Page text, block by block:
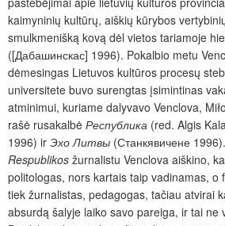
kaimyninių kultūrų, aiškių kūrybos
smulkmenišką kovą dėl vietos tariamoje
([Дабашинскас] 1996). Pokalbio metu
dėmesingas Lietuvos kultūros procesų
universitete buvo surengtas įsimintinas
atminimui, kuriame dalyvavo Venclova,
rašė rusakalbė Республика (red. Algis
1996) ir Эхо Литвы (Станкявичене
Respublikos žurnalistu Venclova aiškino,
politologas, nors kartais taip vadinamas, o
tiek žurnalistas, pedagogas, tačiau atvirai
absurdą šalyje laiko savo pareiga, ir tai ne